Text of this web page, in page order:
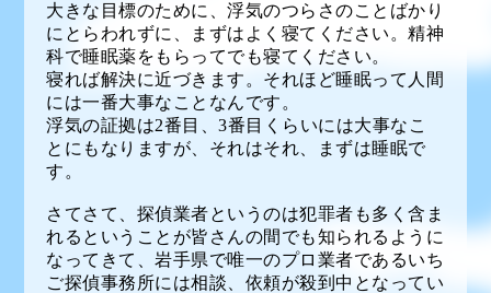
大きな目標のために、浮気のつらさのことばかり
にとらわれずに、まずはよく寝てください。精神
科で睡眠薬をもらってでも寝てください。
寝れば解決に近づきます。それほど睡眠って人間
には一番大事なことなんです。
浮気の証拠は2番目、3番目くらいには大事なこ
とにもなりますが、それはそれ、まずは睡眠で
す。
さてさて、探偵業者というのは犯罪者も多く含ま
れるということが皆さんの間でも知られるように
なってきて、岩手県で唯一のプロ業者であるいち
ご探偵事務所には相談、依頼が殺到中となってい